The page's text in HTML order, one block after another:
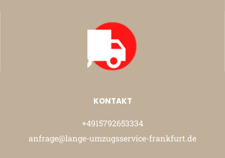
KONTAKT
+4915792653334
anfrage@lange-umzugsservice-frankfurt.de